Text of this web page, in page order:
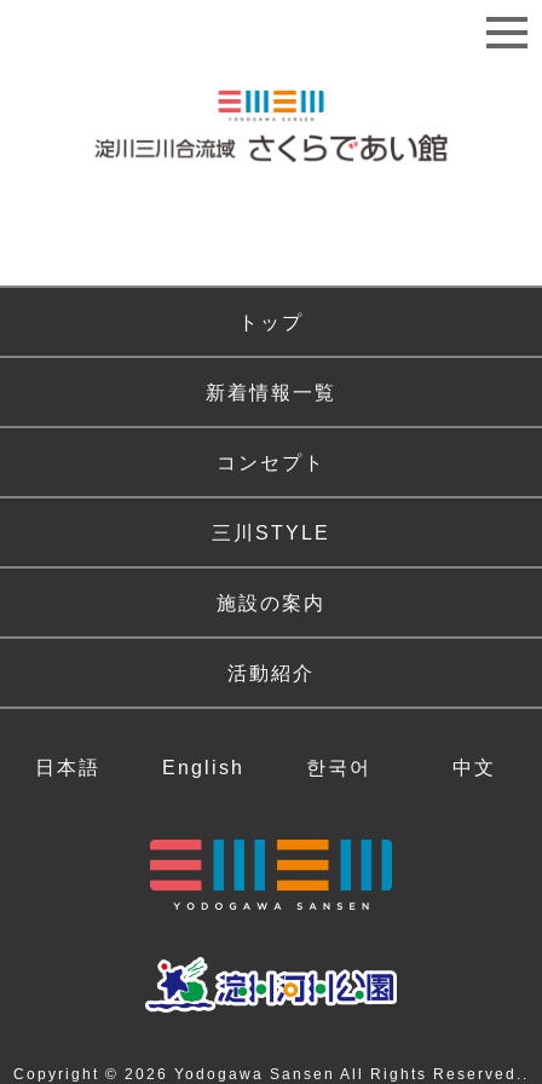
トップ
新着情報一覧
コンセプト
三川STYLE
施設の案内
活動紹介
日本語 English 한국어 中文
Copyright © 2026 Yodogawa Sansen All Rights Reserved..